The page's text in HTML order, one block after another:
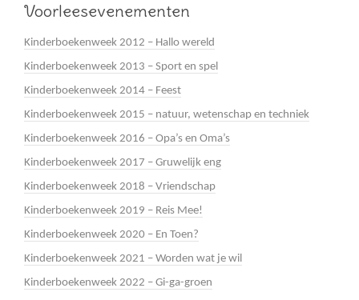
Voorleesevenementen
Kinderboekenweek 2012 – Hallo wereld
Kinderboekenweek 2013 – Sport en spel
Kinderboekenweek 2014 – Feest
Kinderboekenweek 2015 – natuur, wetenschap en techniek
Kinderboekenweek 2016 – Opa’s en Oma’s
Kinderboekenweek 2017 – Gruwelijk eng
Kinderboekenweek 2018 – Vriendschap
Kinderboekenweek 2019 – Reis Mee!
Kinderboekenweek 2020 – En Toen?
Kinderboekenweek 2021 – Worden wat je wil
Kinderboekenweek 2022 – Gi-ga-groen